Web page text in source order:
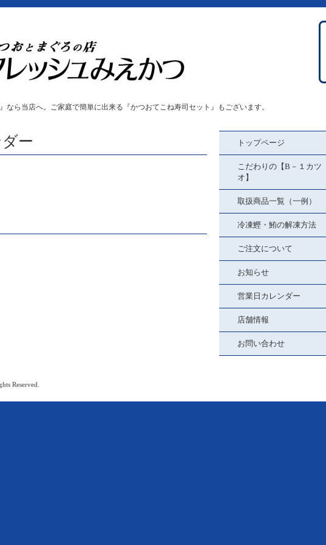
なら当店へ。ご家庭で簡単に出来る『かつおてこね寿司セット』もございます。
ー トップページ
こだわりの【B－１カツ
オ】
取扱商品一覧（一例）
冷凍鰹・鮪の解凍方法
ご注文について
お知らせ
営業日カレンダー
店舗情報
お問い合わせ
Reserved.